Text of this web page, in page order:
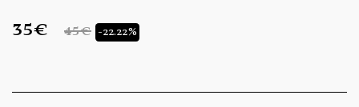
35€ 45€ -22.22%